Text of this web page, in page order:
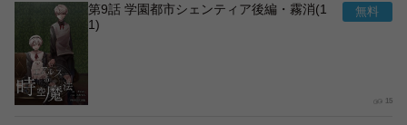
第9話 学園都市シェンティア後編・霧消(1
1)
15